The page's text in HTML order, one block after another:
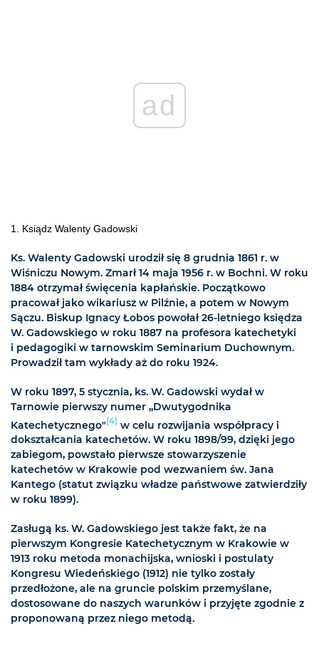
ad
1. Ksiądz Walenty Gadowski
Ks. Walenty Gadowski urodził się 8 grudnia 1861 r. w
Wiśniczu Nowym. Zmarł 14 maja 1956 r. w Bochni. W roku
1884 otrzymał święcenia kapłańskie. Początkowo
pracował jako wikariusz w Pilźnie, a potem w Nowym
Sączu. Biskup Ignacy Łobos powołał 26-letniego księdza
W. Gadowskiego w roku 1887 na profesora katechetyki
i pedagogiki w tarnowskim Seminarium Duchownym.
Prowadził tam wykłady aż do roku 1924.
W roku 1897, 5 stycznia, ks. W. Gadowski wydał w
Tarnowie pierwszy numer „Dwutygodnika
Katechetycznego"(4) w celu rozwijania współpracy i
dokształcania katechetów. W roku 1898/99, dzięki jego
zabiegom, powstało pierwsze stowarzyszenie
katechetów w Krakowie pod wezwaniem św. Jana
Kantego (statut związku władze państwowe zatwierdziły
w roku 1899).
Zasługą ks. W. Gadowskiego jest także fakt, że na
pierwszym Kongresie Katechetycznym w Krakowie w
1913 roku metoda monachijska, wnioski i postulaty
Kongresu Wiedeńskiego (1912) nie tylko zostały
przedłożone, ale na gruncie polskim przemyślane,
dostosowane do naszych warunków i przyjęte zgodnie z
proponowaną przez niego metodą.